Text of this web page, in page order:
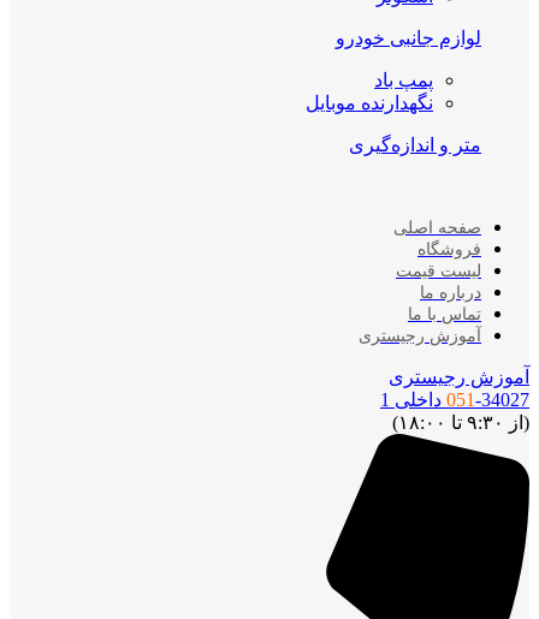
لوازم جانبی خودرو
پمپ باد
نگهدارنده موبایل
متر و اندازه‌گیری
صفحه اصلی
فروشگاه
لیست قیمت
درباره ما
تماس با ما
آموزش رجیستری
آموزش رجیستری
051-34027 داخلی 1
(از ۹:۳۰ تا ۱۸:۰۰)